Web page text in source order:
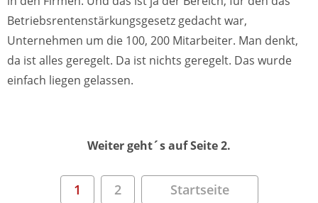
Betriebsrentenstärkungsgesetz gedacht war,
Unternehmen um die 100, 200 Mitarbeiter. Man denkt,
da ist alles geregelt. Da ist nichts geregelt. Das wurde
einfach liegen gelassen.
Weiter geht´s auf Seite 2.
1 2 Startseite